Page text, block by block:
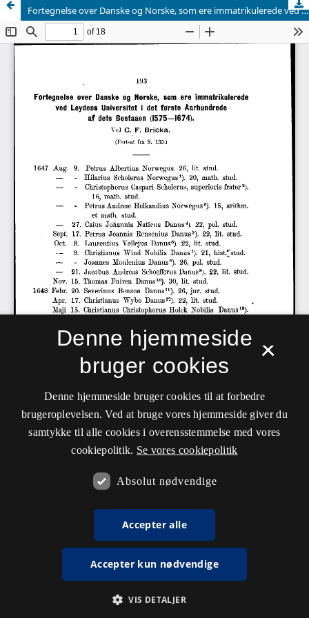
Fortegnelse over Danske og Norske, som ere immatrikulerede ved Leydens Universitet i det første Aarhundrede af dets Bestaaen (1575-1674) (fortsat)
×
Denne hjemmeside
bruger cookies
Denne hjemmeside bruger cookies til at forbedre
brugeroplevelsen. Ved at bruge vores hjemmeside giver du
samtykke til alle cookies i overensstemmelse med vores
cookiepolitik. Se vores cookiepolitik
Absolut nødvendige
Accepter alle
Accepter kun nødvendige
VIS DETALJER